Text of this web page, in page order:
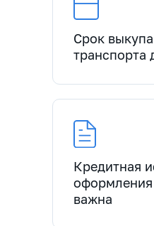
Срок
транспорта
Кредитная
оформления
важна